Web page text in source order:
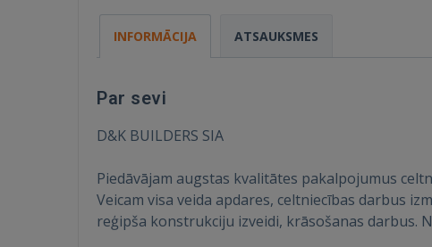
INFORMĀCIJA ATSAUKSMES
Par sevi
D&K BUILDERS SIA
Piedāvājam augstas kvalitātes pakalpojumus
Veicam visa veida apdares, celtniecības darbus
reģipša konstrukciju izveidi, krāsošanas darbus.